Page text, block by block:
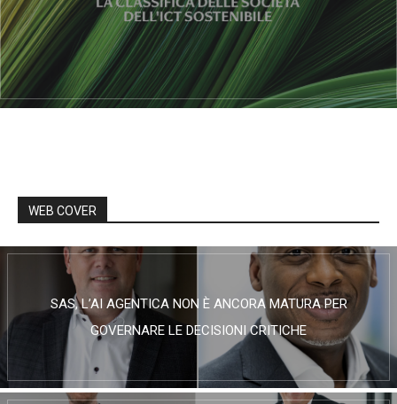
WEB COVER
SAS, L’AI AGENTICA NON È ANCORA MATURA PER
GOVERNARE LE DECISIONI CRITICHE